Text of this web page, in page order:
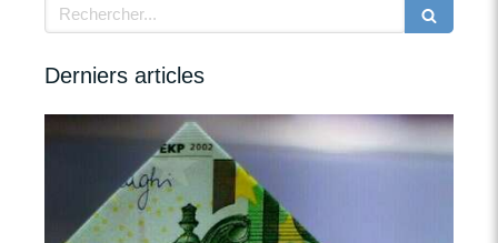
Rechercher
Derniers articles